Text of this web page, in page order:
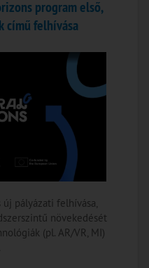
program első,
című felhívása
pályázati felhívása,
növekedését
(pl. AR/VR, MI)